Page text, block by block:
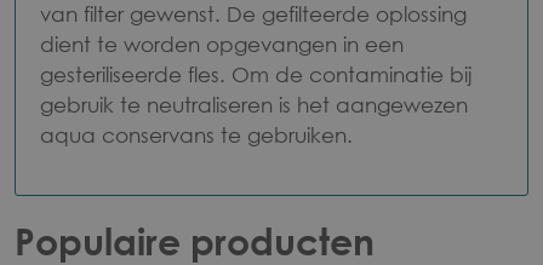
van filter gewenst. De gefilteerde oplossing
dient te worden opgevangen in een
gesteriliseerde fles. Om de contaminatie bij
gebruik te neutraliseren is het aangewezen
aqua conservans te gebruiken.
Populaire producten